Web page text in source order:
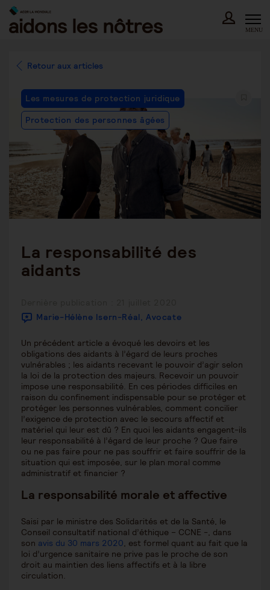
Skip
content
MENU
Retour aux articles
La responsabilité des
aidants
publiée :
Marie-Hélène Isern-Réal, Avocate
Les mesures de protection juridique
Protection des personnes âgées
Un précédent article a évoqué les devoirs et les
obligations des aidants à l’égard de leurs proches
vulnérables ; les aidants recevant le pouvoir d’agir selon
la loi de la protection des majeurs. Recevoir un pouvoir
impose une responsabilité. En ces périodes difficiles en
raison du confinement indispensable pour se protéger et
protéger les personnes vulnérables, comment concilier
l’exigence de protection avec le secours affectif et
matériel qui leur est dû ? En quoi les aidants engagent-ils
leur responsabilité à l’égard de leur proche ? Que faire
ou ne pas faire pour ne pas souffrir et faire souffrir de la
situation qui est imposée, sur le plan moral comme
administratif et financier ?
La responsabilité morale et affective
Saisi par le ministre des Solidarités et de la Santé, le
Conseil consultatif national d’éthique – CCNE -, dans
son avis du 30 mars 2020, est formel quant au fait que la
loi d’urgence sanitaire ne prive pas le proche de son
droit au maintien des liens affectifs et à la libre
circulation.